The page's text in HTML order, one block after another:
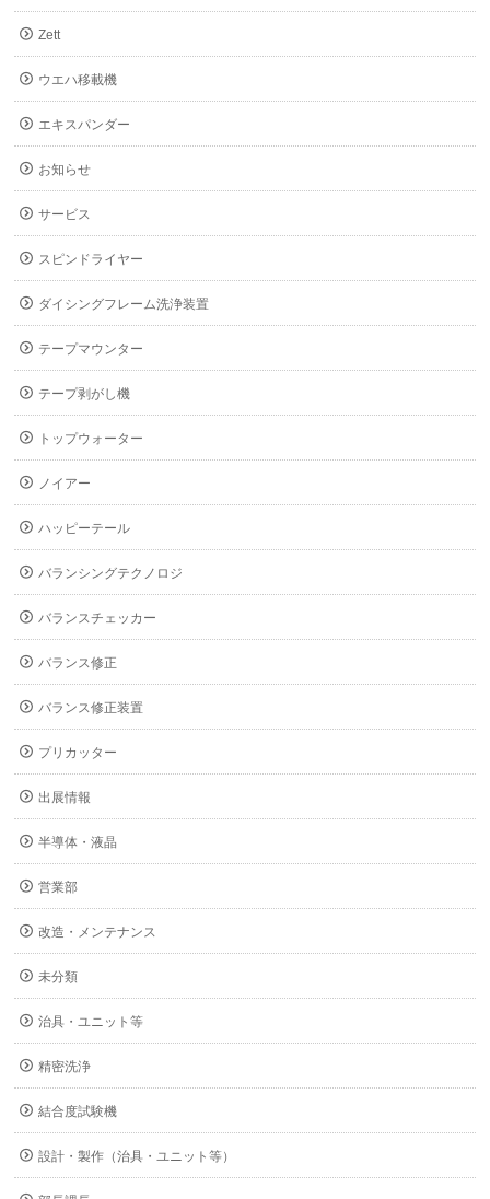
Zett
ウエハ移載機
エキスパンダー
お知らせ
サービス
スピンドライヤー
ダイシングフレーム洗浄装置
テープマウンター
テープ剥がし機
トップウォーター
ノイアー
ハッピーテール
バランシングテクノロジ
バランスチェッカー
バランス修正
バランス修正装置
プリカッター
出展情報
半導体・液晶
営業部
改造・メンテナンス
未分類
治具・ユニット等
精密洗浄
結合度試験機
設計・製作（治具・ユニット等）